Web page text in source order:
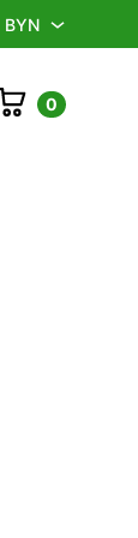
BYN
Корзина
0